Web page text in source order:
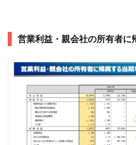
営業利益・親会社の所有者に